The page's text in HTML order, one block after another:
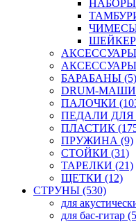
НАБОРЫ
ЧИМЕСЫ
ШЕЙКЕР
БАРАБАНЫ (5)
DRUM-
ПАЛОЧКИ
ПЕДАЛИ ДЛЯ
ПЛАСТИК
ПРУЖИНА (9)
СТОЙКИ (31)
ТАРЕЛКИ (21)
ЩЕТКИ (12)
СТРУНЫ (530)
для
для бас-гитар